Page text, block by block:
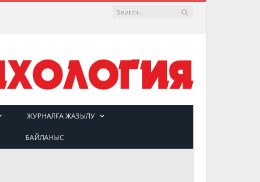
ЖУРНАЛҒА ЖАЗЫЛУ
БАЙЛАНЫС